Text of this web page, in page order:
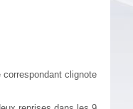
clignote